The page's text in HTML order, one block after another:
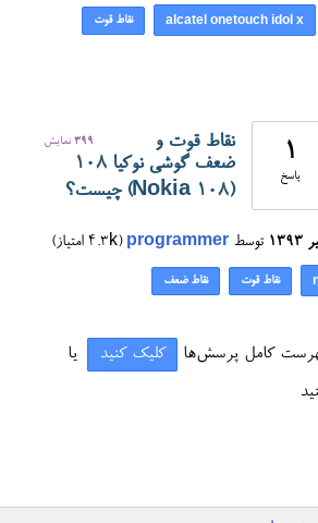
alcatel onetouch idol x نقاط قوت
1
پاسخ
399 نمایش
نقاط قوت و
ضعف گوشی نوکیا 108
(Nokia 108) چیست؟
توسط programmer
(
4.3k امتیاز)
نقاط قوت نقاط ضعف
کامل پرسش‌ها کلیک کنید یا